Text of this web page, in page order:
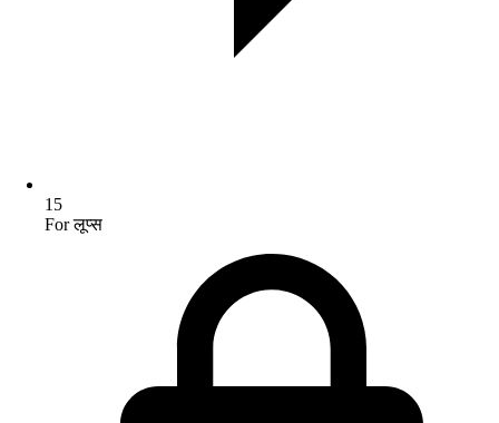
15
For लूप्स